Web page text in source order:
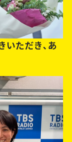
いただき、あ